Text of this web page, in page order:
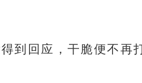
到回应，干脆便不再